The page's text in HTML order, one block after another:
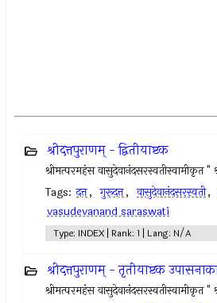
श्रीदत्तपुराणम् - द्वितीयाष्टक
श्रीमत्परमहंस वासुदेवानंदसरस्वतीस्वामीकृत "
Tags: दत्त, गुरूदत्त, वासुदेवानंदसरस्वती,
vasudevanand saraswati
Type: INDEX | Rank: 1 | Lang: N/A
श्रीदत्तपुराणम् - तृतीयाष्टक
श्रीमत्परमहंस वासुदेवानंदसरस्वतीस्वामीकृत "